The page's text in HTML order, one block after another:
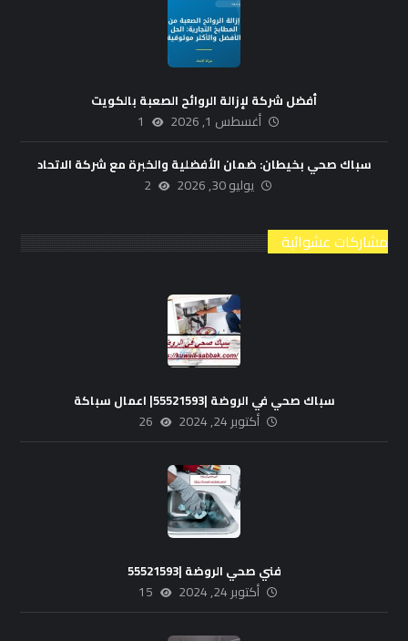
أفضل شركة لإزالة الروائح الصعبة بالكويت
أغسطس 1, 2026 1
سباك صحي بخيطان: ضمان الأفضلية والخبرة مع شركة الاتحاد
يوليو 30, 2026 2
مشاركات عشوائية
سباك صحي في الروضة |55521593| اعمال سباكة
أكتوبر 24, 2024 26
فني صحي الروضة |55521593
أكتوبر 24, 2024 15